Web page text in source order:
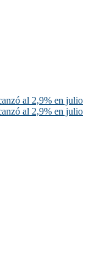
al 2,9% en julio
al 2,9% en julio